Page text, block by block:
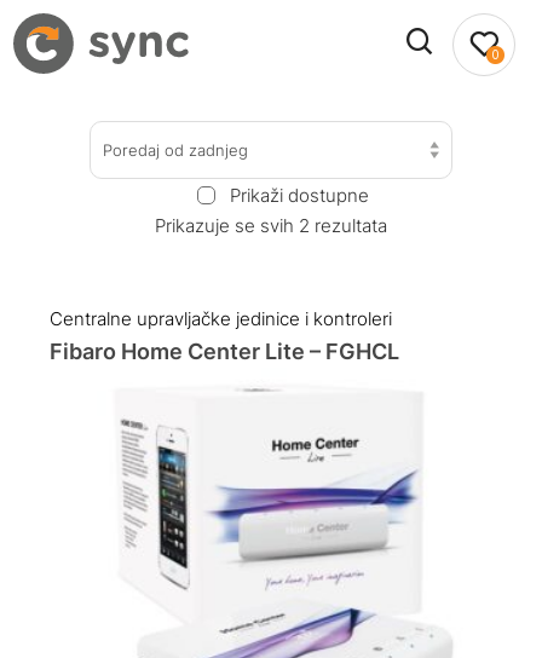
0
Poredaj od zadnjeg
Prikaži dostupne
Prikazuje se svih 2 rezultata
Centralne upravljačke jedinice i kontroleri
Fibaro Home Center Lite – FGHCL